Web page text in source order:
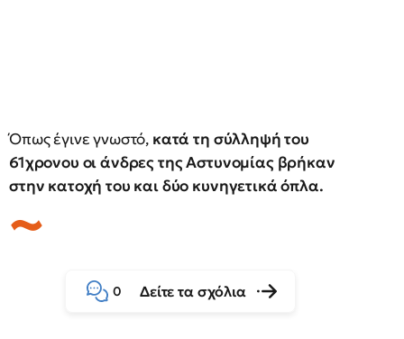
Όπως έγινε γνωστό, κατά τη σύλληψή του
61χρονου οι άνδρες της Αστυνομίας βρήκαν
στην κατοχή του και δύο κυνηγετικά όπλα.
0 Δείτε τα σχόλια